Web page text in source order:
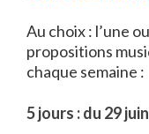
Au choix : l’une
propositions
chaque semaine :
5 jours : du 29